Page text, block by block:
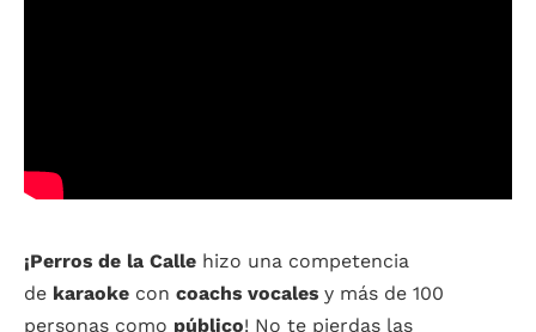
¡Perros de la Calle hizo una competencia
de karaoke con coachs vocales y más de 100
personas como público! No te pierdas las